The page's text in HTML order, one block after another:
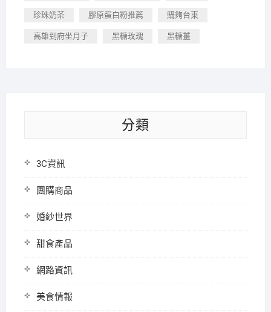
珍珠奶茶 膠原蛋白粉推薦 購夠台東
高雄到府坐月子 黑糖玫瑰 黑糖薑
分類
3C資訊
團購商品
婚紗世界
甜食產品
網路資訊
美食情報